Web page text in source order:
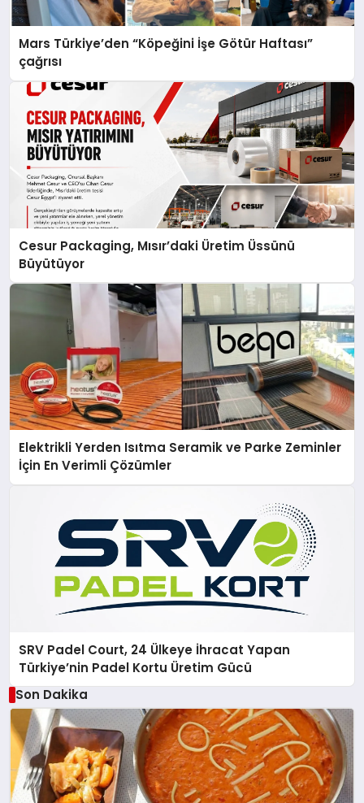
Mars Türkiye’den “Köpeğini İşe Götür Haftası”
çağrısı
Cesur Packaging, Mısır’daki Üretim Üssünü
Büyütüyor
Elektrikli Yerden Isıtma Seramik ve Parke Zeminler
İçin En Verimli Çözümler
SRV Padel Court, 24 Ülkeye İhracat Yapan
Türkiye’nin Padel Kortu Üretim Gücü
Son Dakika